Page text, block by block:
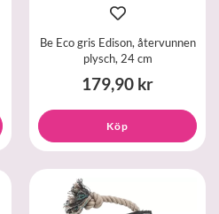
Be Eco gris Edison, återvunnen
plysch, 24 cm
179,90 kr
Köp